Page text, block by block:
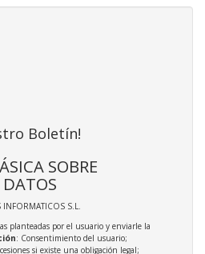
Boletín!
SOBRE
S.L.
planteadas por el usuario y enviarle la
: Consentimiento del usuario;
si existe una obligación legal;